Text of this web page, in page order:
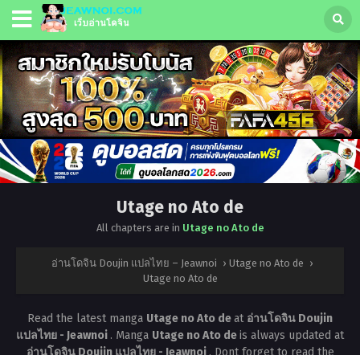
Utage no Ato de
All chapters are in Utage no Ato de
อ่านโดจิน Doujin แปลไทย – Jeawnoi › Utage no Ato de ›
Utage no Ato de
Read the latest manga Utage no Ato deat อ่านโดจิน Doujin
แปลไทย - Jeawnoi . Manga Utage no Ato deis always updated at